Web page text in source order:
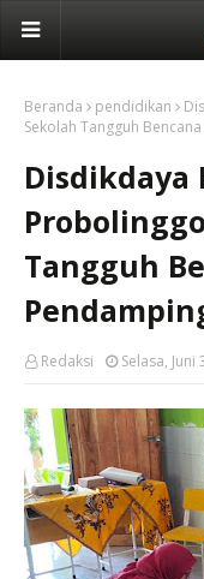
Beranda pendidikan
Sekolah Tangguh
Disdikdaya
Tangguh
Redaksi Selasa, Juni